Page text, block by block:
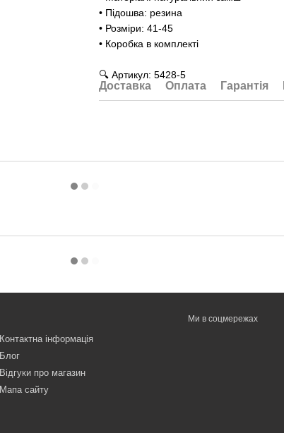
• Підошва: резина
• Розміри: 41-45
• Коробка в комплекті
🔍 Артикул: 5428-5
Доставка Оплата Гарантія
Контактна інформація
Блог
Відгуки про магазин
Мапа сайту
Ми в соцмережах